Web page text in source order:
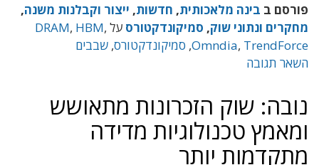
פורסם ב בינה מלאכותית, חדשות, ייצור וקבלנות משנה,
מחקרים ונתוני שוק, סמיקונדקטורס על DRAM, HBM,
Omndia, TrendForce
, סמיקונדקטורס, שבבים
השאר תגובה
נובה: שוק הזכרונות מתאושש
ומאמץ טכנולוגיות מדידה
מתקדמות יותר